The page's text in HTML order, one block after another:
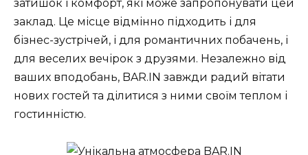
затишок і комфорт, які може запропонувати цей
заклад. Це місце відмінно підходить і для
бізнес-зустрічей, і для романтичних побачень, і
для веселих вечірок з друзями. Незалежно від
ваших вподобань, BAR.IN завжди радий вітати
нових гостей та ділитися з ними своїм теплом і
гостинністю.